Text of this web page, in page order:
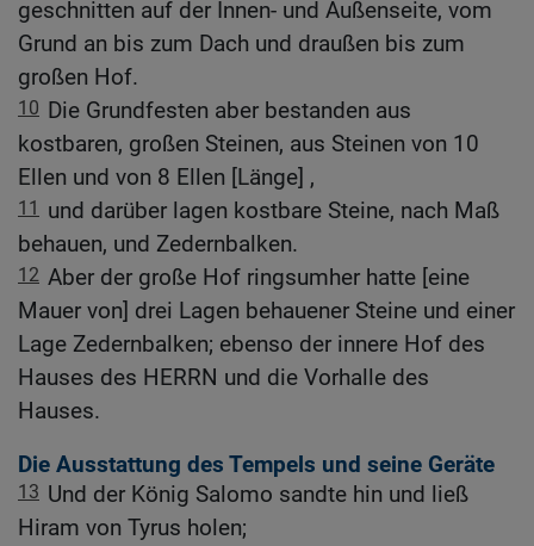
geschnitten auf der Innen- und Außenseite, vom
Grund an bis zum Dach und draußen bis zum
großen Hof.
10 Die Grundfesten aber bestanden aus
kostbaren, großen Steinen, aus Steinen von 10
Ellen und von 8 Ellen [Länge] ,
11
und darüber lagen kostbare Steine, nach Maß
behauen, und Zedernbalken.
12 Aber der große Hof ringsumher hatte [eine
Mauer von] drei Lagen behauener Steine und einer
Lage Zedernbalken; ebenso der innere Hof des
Hauses des HERRN und die Vorhalle des
Hauses.
Die Ausstattung des Tempels und seine Geräte
13 Und der König Salomo sandte hin und ließ
Hiram von Tyrus holen;